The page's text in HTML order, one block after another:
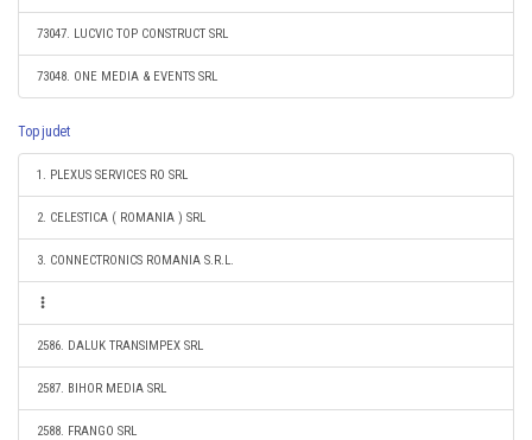
73047. LUCVIC TOP CONSTRUCT SRL
73048. ONE MEDIA & EVENTS SRL
Top judet
1. PLEXUS SERVICES RO SRL
2. CELESTICA ( ROMANIA ) SRL
3. CONNECTRONICS ROMANIA S.R.L.
2586. DALUK TRANSIMPEX SRL
2587. BIHOR MEDIA SRL
2588. FRANGO SRL